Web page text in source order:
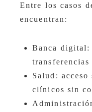
Entre los casos
encuentran:
Banca digital:
Salud:
clínicos sin